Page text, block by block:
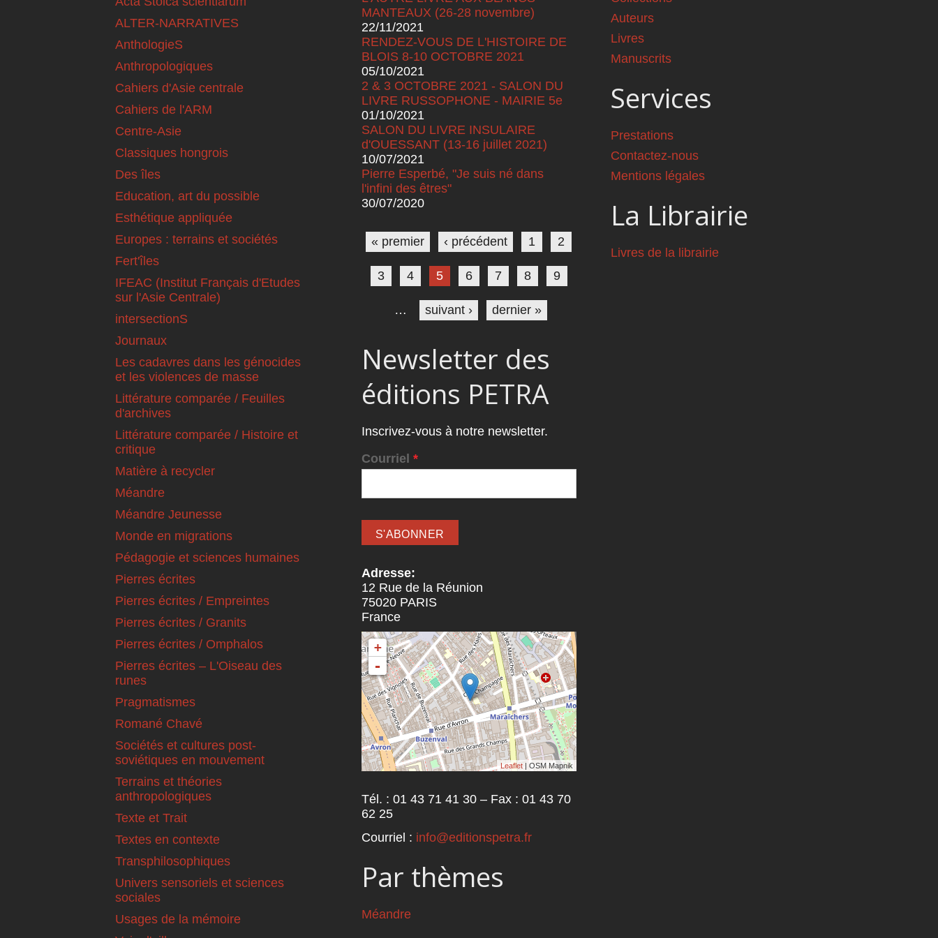
ALTER-NARRATIVES
AnthologieS
Anthropologiques
Cahiers d'Asie centrale
Cahiers de l'ARM
Centre-Asie
Classiques hongrois
Des îles
Education, art du possible
Esthétique appliquée
Europes : terrains et sociétés
Fert'îles
IFEAC (Institut Français d'Etudes
sur l'Asie Centrale)
intersectionS
Journaux
Les cadavres dans les génocides
et les violences de masse
Littérature comparée / Feuilles
d'archives
Littérature comparée / Histoire et
critique
Matière à recycler
Méandre
Méandre Jeunesse
Monde en migrations
Pédagogie et sciences humaines
Pierres écrites
Pierres écrites / Empreintes
Pierres écrites / Granits
Pierres écrites / Omphalos
Pierres écrites – L'Oiseau des
runes
Pragmatismes
Romané Chavé
Sociétés et cultures post-
soviétiques en mouvement
Terrains et théories
anthropologiques
Texte et Trait
Textes en contexte
Transphilosophiques
Univers sensoriels et sciences
sociales
Usages de la mémoire
MANTEAUX (26-28 novembre)
22/11/2021
RENDEZ-VOUS DE L'HISTOIRE DE
BLOIS 8-10 OCTOBRE 2021
05/10/2021
2 & 3 OCTOBRE 2021 - SALON DU
LIVRE RUSSOPHONE - MAIRIE 5e
01/10/2021
SALON DU LIVRE INSULAIRE
d'OUESSANT (13-16 juillet 2021)
10/07/2021
Pierre Esperbé, "Je suis né dans
l'infini des êtres"
30/07/2020
Pages
« premier ‹ précédent 1 2
3 4 5 6 7 8 9
… suivant › dernier »
Newsletter des
éditions PETRA
Inscrivez-vous à notre newsletter.
Courriel *
Adresse:
12 Rue de la Réunion
75020 PARIS
France
+
-
Leaflet | OSM Mapnik
Tél. : 01 43 71 41 30 – Fax : 01 43 70
62 25
Courriel : info@editionspetra.fr
Par thèmes
Méandre
Auteurs
Livres
Manuscrits
Services
Prestations
Contactez-nous
Mentions légales
La Librairie
Livres de la librairie